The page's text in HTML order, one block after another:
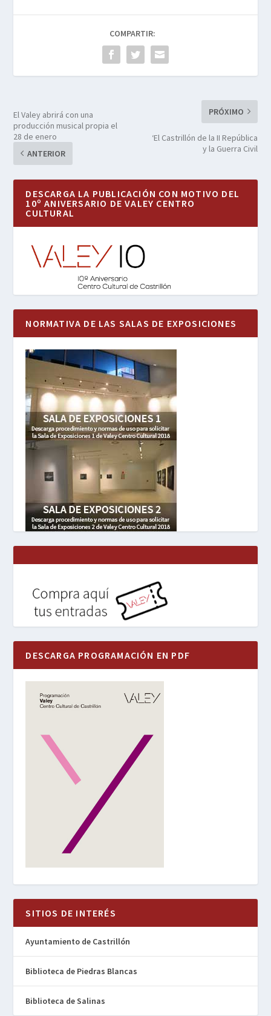
COMPARTIR:
El Valey abrirá con una
producción musical propia el
28 de enero
ANTERIOR
PRÓXIMO
‘El Castrillón de la II República
y la Guerra Civil
DESCARGA LA PUBLICACIÓN CON MOTIVO DEL
10º ANIVERSARIO DE VALEY CENTRO
CULTURAL
NORMATIVA DE LAS SALAS DE EXPOSICIONES
DESCARGA PROGRAMACIÓN EN PDF
SITIOS DE INTERÉS
Ayuntamiento de Castrillón
Biblioteca de Piedras Blancas
Biblioteca de Salinas